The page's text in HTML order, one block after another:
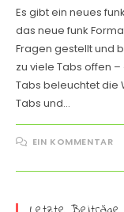
Es gibt ein neues
das neue funk
Fragen gestellt und
zu viele Tabs offen
Tabs beleuchtet die
Tabs und…
EIN KOMMENTAR